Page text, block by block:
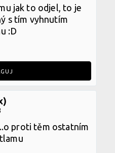
jak to odjel, to je
s tím vyhnutím
:D
proti těm ostatním